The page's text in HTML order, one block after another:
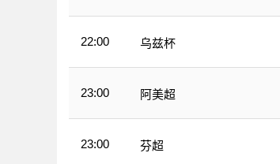
22:00 乌兹杯
23:00 阿美超
23:00 芬超